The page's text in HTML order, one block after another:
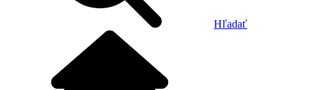
Hľadať